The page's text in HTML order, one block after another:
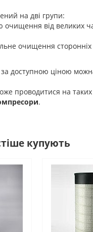
на дві групи:
від великих
очищення
за доступною ціною
проводитися на таких
.
купують